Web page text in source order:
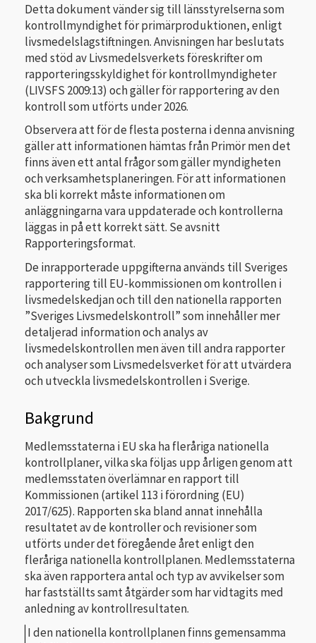
Detta dokument vänder sig till länsstyrelserna som
kontrollmyndighet för primärproduktionen, enligt
livsmedelslagstiftningen. Anvisningen har beslutats
med stöd av Livsmedelsverkets föreskrifter om
rapporteringsskyldighet för kontrollmyndigheter
(LIVSFS 2009:13) och gäller för rapportering av den
kontroll som utförts under 2026.
Observera att för de flesta posterna i denna anvisning
gäller att informationen hämtas från Primör men det
finns även ett antal frågor som gäller myndigheten
och verksamhetsplaneringen. För att informationen
ska bli korrekt måste informationen om
anläggningarna vara uppdaterade och kontrollerna
läggas in på ett korrekt sätt. Se avsnitt
Rapporteringsformat.
De inrapporterade uppgifterna används till Sveriges
rapportering till EU-kommissionen om kontrollen i
livsmedelskedjan och till den nationella rapporten
”Sveriges Livsmedelskontroll” som innehåller mer
detaljerad information och analys av
livsmedelskontrollen men även till andra rapporter
och analyser som Livsmedelsverket för att utvärdera
och utveckla livsmedelskontrollen i Sverige.
Bakgrund
Medlemsstaterna i EU ska ha fleråriga nationella
kontrollplaner, vilka ska följas upp årligen genom att
medlemsstaten överlämnar en rapport till
Kommissionen (artikel 113 i förordning (EU)
2017/625). Rapporten ska bland annat innehålla
resultatet av de kontroller och revisioner som
utförts under det föregående året enligt den
fleråriga nationella kontrollplanen. Medlemsstaterna
ska även rapportera antal och typ av avvikelser som
har fastställts samt åtgärder som har vidtagits med
anledning av kontrollresultaten.
I den nationella kontrollplanen finns gemensamma